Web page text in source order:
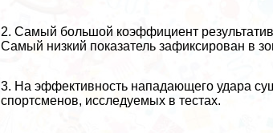
2. Самый большой коэффициент
Самый низкий показатель зафиксирован в
3. На эффективность нападающего удара
спортсменов, исследуемых в тестах.